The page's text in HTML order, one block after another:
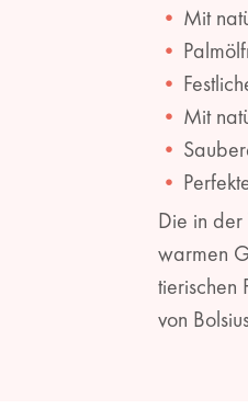
Mit
Mit
Die in der
warmen
tierischen
von